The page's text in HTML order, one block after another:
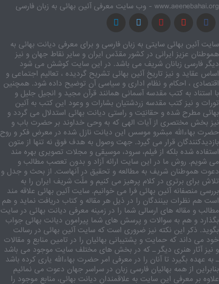
www.aeenebahai.org - وب سایت معرفی آئین بهائی به زبان فارسی
سایت آئین بهائی سایتی به زبان فارسی و برای معرفی دیانت بهائی به
هموطنان عزیز ایرانی در کشور مقدّس ایران و سایر نقاط جهان و نیز
دیگر فارسی زبانان شریف می باشد. در این سایت کوشش می شود
اساس عقاید و نیز تاریخ آئین بهائی تشریح گردیده ، تعالیم اجتماعی و
اقتصادی ، احکام و نظام اداری و سیاسی آن توضیح داده شود. همچنین
با استناد به کتب مقدسه آسمانی همانند قرآن مجید و انجیل جلیل و
تورات و نیز کتب مقدسه زردشتیان بشارات و وعود این کتب به آئین
بهائی مطرح شده و حقانیّت و راستی دیانت بهائی استدلال می گردد و
نیز بخش مختصری از آیات الهی که به وحی خداوند بر حضرت باب و
حضرت بهاءالله مبشرو موسس این دیانت نازل شده در معرض فکر و روح
بازدیدکنندگان قرار می گیرد. جهت وصول به هدف فوق نه تنها از متون
استفاده شده بلکه از فیلم، سرود، موسیقی و مجلات تصویری بهره مند
می شویم. روش ما در این سایت ارائه آزاد و بدون تعصب مطالب و
دعوت هموطنان شریف به مطالعه و تحقیق در آنهاست. از بحث و جدل و
تلاش برای برتری در کلام پرهیز می کنیم و ملّت شریف ایران را به
بررسی منصفانه آئین بهائی فرا می خوانیم. سایت آئین بهائی علاقه مند
است هم نظرات بینندگان را در ذیل هر مقاله و کتاب دریافت نماید و هم
مطالب و مقاله های ارسالی شما را در زمینه معرفی دیانت بهائی در سایت
بگذارد و هم به سوالات و پرسش های شما پیرامون دیانت بهائی جواب
بگوید. ذکر این نکته نیز ضروری است که سایت آئین بهائی در رسالت
خود می داند که حمایت و پشتیبانی بهائیان را در تامین منابع و مقالات
و نیز آثار هنری دیگر ـ که در بخش های مختلف سایت موجود می باشد
ـ به عهده بگیرد تا آنان را در معرفی امر حضرت بهاءالله یاری کرده باشد
بنابراین از همه بهائیان فارسی زبان در سراسر جهان دعوت می نمائیم
علاوه بر معرفی این سایت به علاقمندان دیانت بهائی، منابع موجود را